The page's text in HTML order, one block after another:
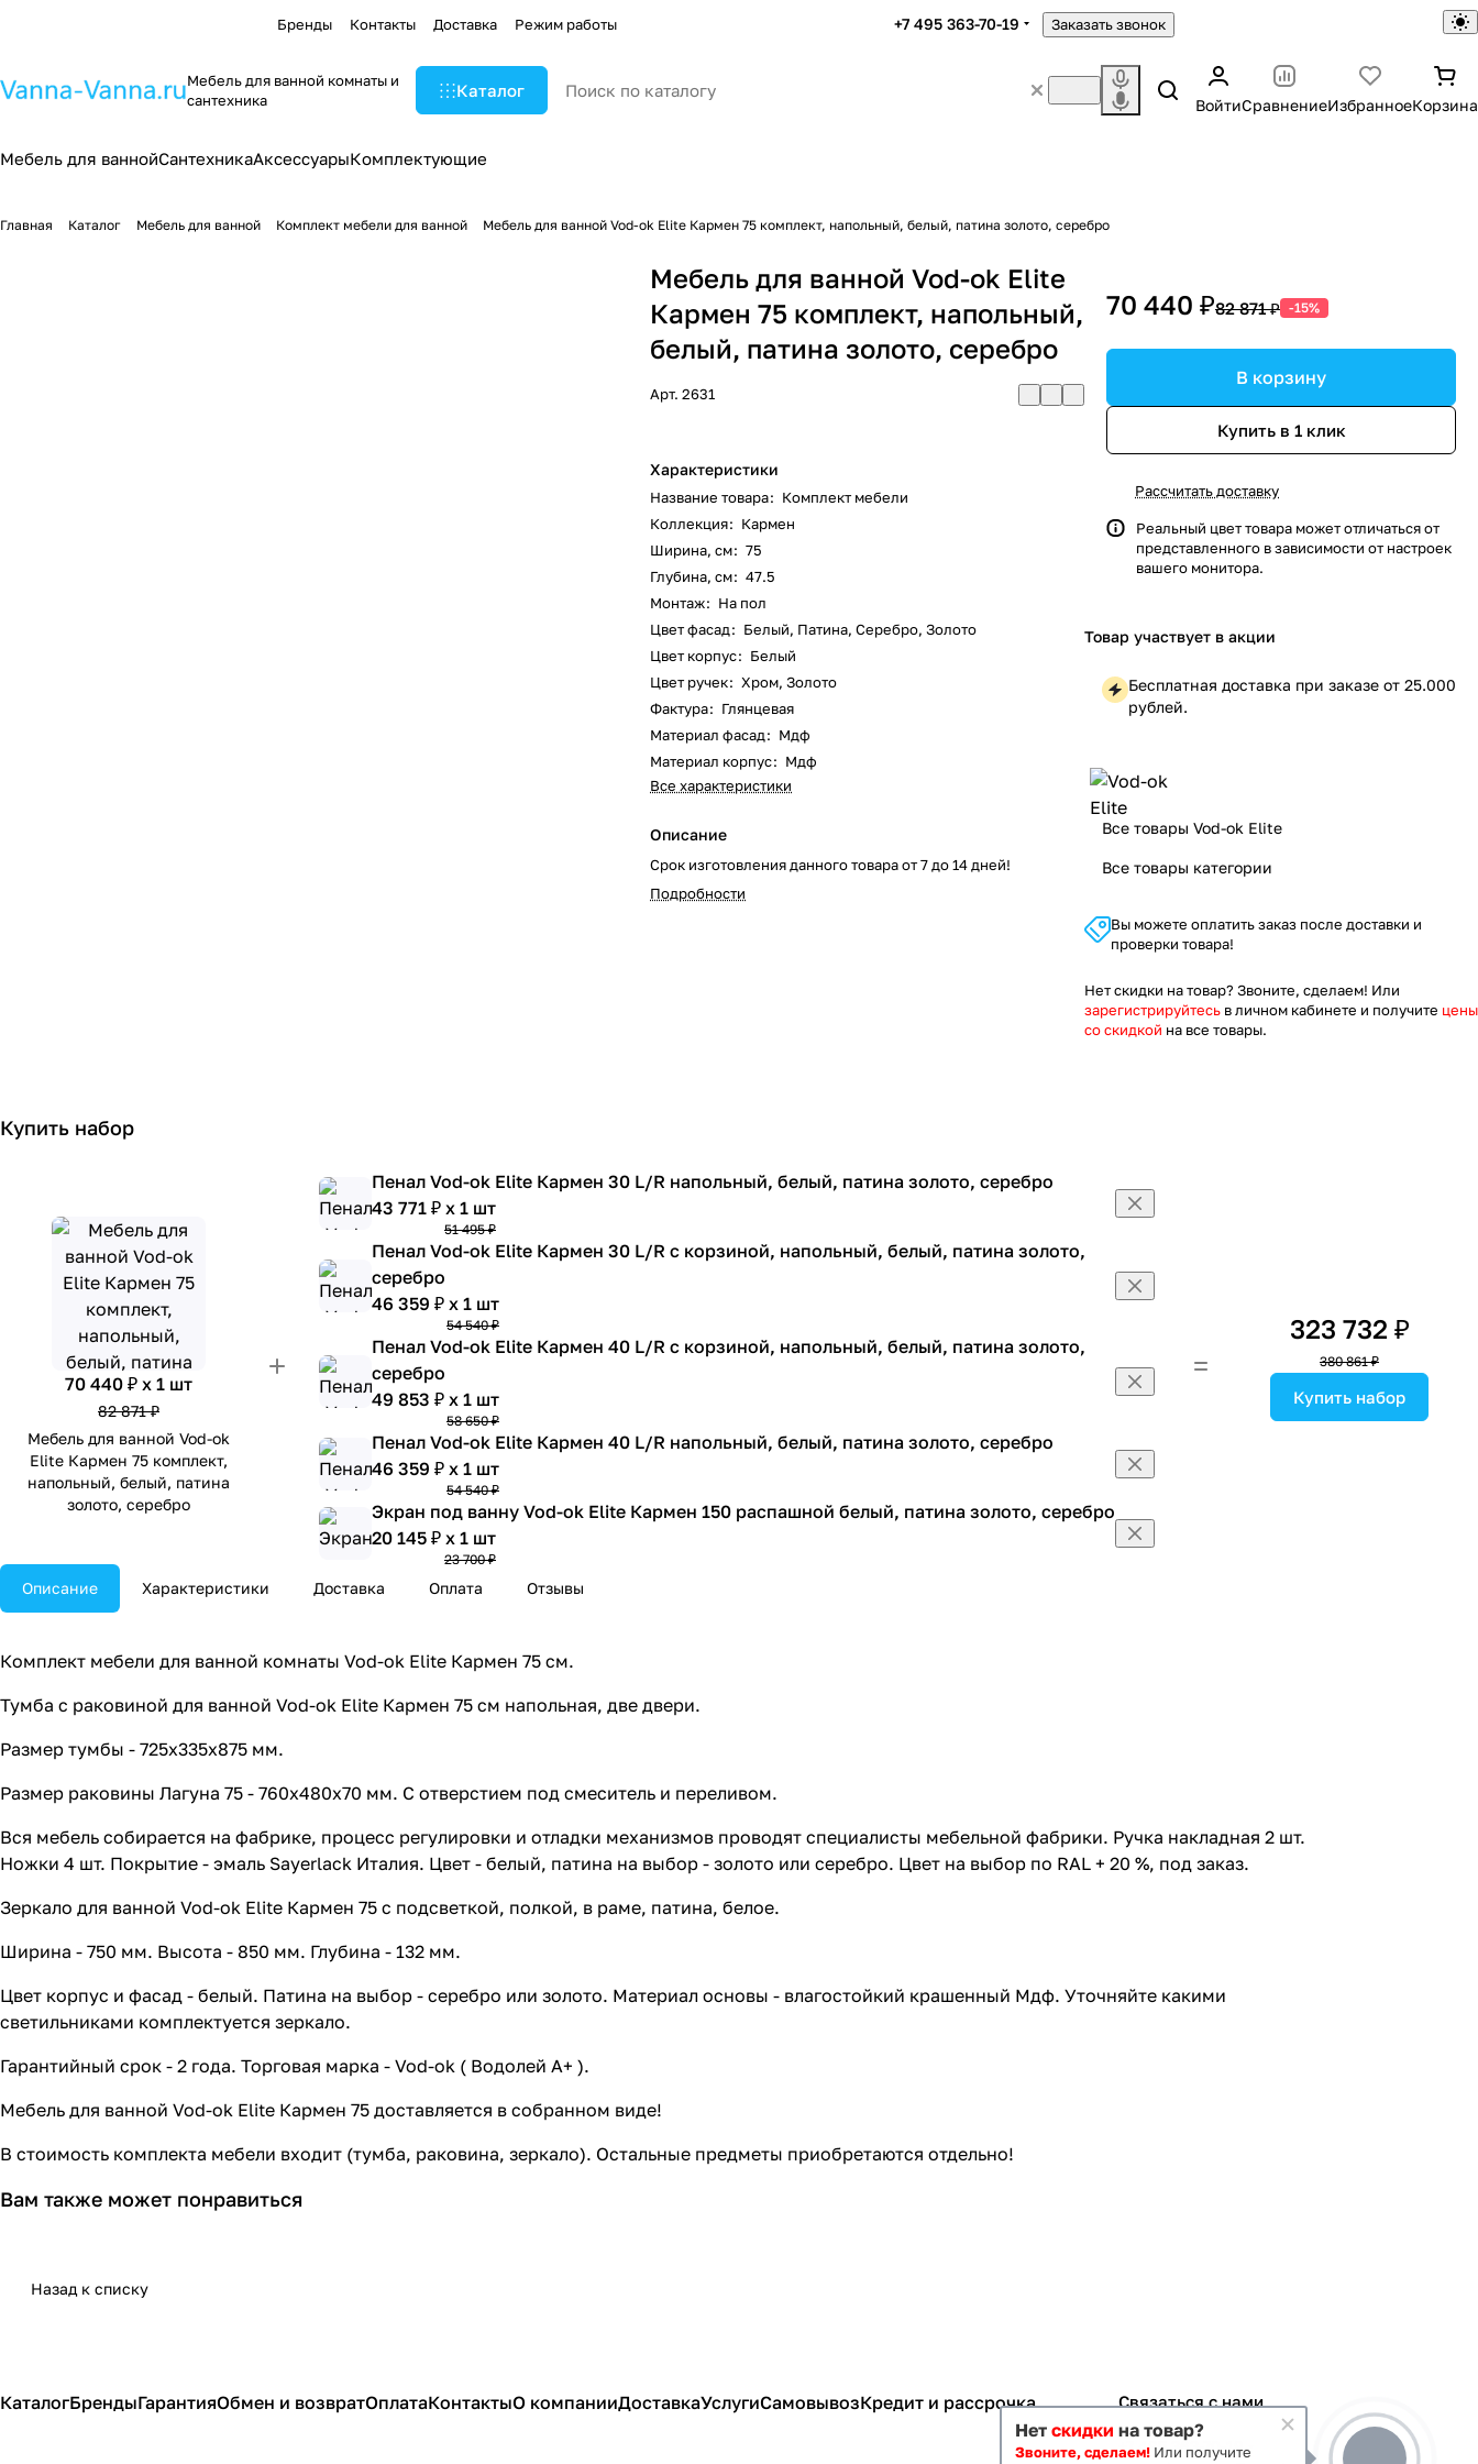
Бренды Контакты Доставка Режим работы +7 495 363-70-19 Заказать звонок
Мебель для ванной комнаты и
сантехника
Каталог
ВойтиСравнениеИзбранноеКорзина
Мебель для ваннойСантехникаАксессуарыКомплектующие
Главная Каталог Мебель для ванной Комплект мебели для ванной Мебель для ванной Vod-ok Elite Кармен 75 комплект, напольный, белый, патина золото, серебро
Мебель для ванной Vod-ok Elite
Кармен 75 комплект, напольный,
белый, патина золото, серебро
Арт.2631
Характеристики
Название товара: Комплект мебели
Коллекция: Кармен
Ширина, см: 75
Глубина, см: 47.5
Монтаж: На пол
Цвет фасад: Белый, Патина, Серебро, Золото
Цвет корпус: Белый
Цвет ручек: Хром, Золото
Фактура: Глянцевая
Материал фасад: Мдф
Материал корпус: Мдф
Все характеристики
Описание
Срок изготовления данного товара от 7 до 14 дней!
Подробности
70 440 ₽82 871 ₽ -15%
В корзину
Купить в 1 клик
Рассчитать доставку
Реальный цвет товара может отличаться от
представленного в зависимости от настроек
вашего монитора.
Товар участвует в акции
Бесплатная доставка при заказе от 25.000
рублей.
Все товары Vod-ok Elite
Все товары категории
Вы можете оплатить заказ после доставки и
проверки товара!
Нет скидки на товар? Звоните, сделаем! Или
зарегистрируйтесь в личном кабинете и получите цены
со скидкой на все товары.
Купить набор
70 440 ₽ x 1 шт
82 871 ₽
Мебель для ванной Vod-ok
Elite Кармен 75 комплект,
напольный, белый, патина
золото, серебро
Пенал Vod-ok Elite Кармен 30 L/R напольный, белый, патина золото, серебро
43 771 ₽ x 1 шт
51 495 ₽
Пенал Vod-ok Elite Кармен 30 L/R с корзиной, напольный, белый, патина золото,
серебро
46 359 ₽ x 1 шт
54 540 ₽
Пенал Vod-ok Elite Кармен 40 L/R с корзиной, напольный, белый, патина золото,
серебро
49 853 ₽ x 1 шт
58 650 ₽
Пенал Vod-ok Elite Кармен 40 L/R напольный, белый, патина золото, серебро
46 359 ₽ x 1 шт
54 540 ₽
Экран под ванну Vod-ok Elite Кармен 150 распашной белый, патина золото, серебро
20 145 ₽ x 1 шт
23 700 ₽
Экран под ванну Vod-ok Elite Кармен 170 распашной белый, патина золото, серебро
Экран под ванну Vod-ok Elite Кармен 180 распашной белый, патина золото,
23 894 ₽ x 1 шт
323 732 ₽
380 861 ₽
Купить набор
Описание Характеристики Доставка Оплата Отзывы
Комплект мебели для ванной комнаты Vod-ok Elite Кармен 75 см.
Тумба с раковиной для ванной Vod-ok Elite Кармен 75 см напольная, две двери.
Размер тумбы - 725х335х875 мм.
Размер раковины Лагуна 75 - 760х480х70 мм. С отверстием под смеситель и переливом.
Вся мебель собирается на фабрике, процесс регулировки и отладки механизмов проводят специалисты мебельной фабрики. Ручка накладная 2 шт.
Ножки 4 шт. Покрытие - эмаль Sayerlack Италия. Цвет - белый, патина на выбор - золото или серебро. Цвет на выбор по RAL + 20 %, под заказ.
Зеркало для ванной Vod-ok Elite Кармен 75 с подсветкой, полкой, в раме, патина, белое.
Ширина - 750 мм. Высота - 850 мм. Глубина - 132 мм.
Цвет корпус и фасад - белый. Патина на выбор - серебро или золото. Материал основы - влагостойкий крашенный Мдф. Уточняйте какими
светильниками комплектуется зеркало.
Гарантийный срок - 2 года. Торговая марка - Vod-ok ( Водолей А+ ).
Мебель для ванной Vod-ok Elite Кармен 75 доставляется в собранном виде!
В стоимость комплекта мебели входит (тумба, раковина, зеркало). Остальные предметы приобретаются отдельно!
Вам также может понравиться
Назад к списку
КаталогБрендыГарантияОбмен и возвратОплатаКонтактыО компанииДоставкаУслугиСамовывозКредит и рассрочка Связаться с нами
+7 495 363-70-19
Нет скидки на товар?
Звоните, сделаем! Или получите